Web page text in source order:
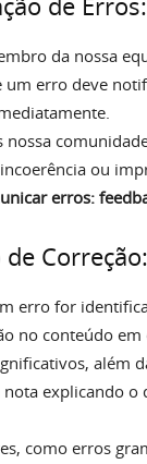
da nossa
erro deve
nossa
ou
erros:
Correção:
erro for
no conteúdo em
além
explicando o
como erros